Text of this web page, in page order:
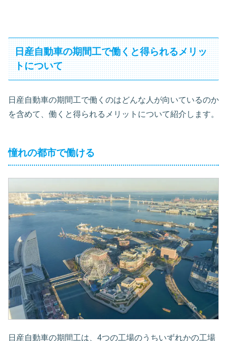
日産自動車の期間工で働くと得られるメリッ
トについて
日産自動車の期間工で働くのはどんな人が向いているのか
を含めて、働くと得られるメリットについて紹介します。
憧れの都市で働ける
日産自動車の期間工は、4つの工場のうちいずれかの工場